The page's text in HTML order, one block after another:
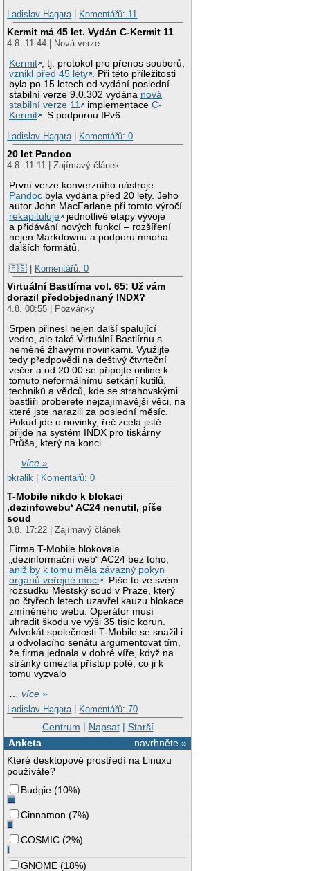
Ladislav Hagara | Komentářů: 11
Kermit má 45 let. Vydán C-Kermit 11
4.8. 11:44 | Nová verze
Kermit , tj. protokol pro přenos souborů,
vznikl před 45 lety . Při této příležitosti
byla po 15 letech od vydání poslední
stabilní verze 9.0.302 vydána nová
stabilní verze 11
implementaceC-
Kermit . S podporou IPv6.
Ladislav Hagara | Komentářů: 0
20 let Pandoc
4.8. 11:11 | Zajímavý článek
První verze konverzního nástroje
Pandoc byla vydána před 20 lety. Jeho
autor John MacFarlane při tomto výročí
rekapituluje
jednotlivé etapy vývoje
a přidávání nových funkcí – rozšíření
nejen Markdownu a podporu mnoha
dalších formátů.
|🇵🇸 | Komentářů: 0
Virtuální Bastlírna vol. 65: Už vám
dorazil předobjednaný INDX?
4.8. 00:55 | Pozvánky
Srpen přinesl nejen další spalující
vedro, ale také Virtuální Bastlírnu s
neméně žhavými novinkami. Využijte
tedy předpovědi na deštivý čtvrteční
večer a od 20:00 se připojte online k
tomuto neformálnímu setkání kutilů,
techniků a vědců, kde se strahovskými
bastlíři proberete nejzajímavější věci, na
které jste narazili za poslední měsíc.
Pokud jde o novinky, řeč zcela jistě
přijde na systém INDX pro tiskárny
Průša, který na konci
…více »
bkralik
Komentářů: 0
T-Mobile nikdo k blokaci
‚dezinfowebu‘ AC24 nenutil, píše
soud
3.8. 17:22 | Zajímavý článek
Firma T-Mobile blokovala
„dezinformační web“ AC24 bez toho,
aniž by k tomu měla závazný pokyn
orgánů veřejné moci . Píše to ve svém
rozsudku Městský soud v Praze, který
po čtyřech letech uzavřel kauzu blokace
zmíněného webu. Operátor musí
uhradit škodu ve výši 35 tisíc korun.
Advokát společnosti T-Mobile se snažil i
u odvolacího senátu argumentovat tím,
že firma jednala v dobré víře, když na
stránky omezila přístup poté, co ji k
tomu vyzvalo
…více »
Ladislav Hagara | Komentářů: 70
Centrum | Napsat| Starší
navrhněte »
Anketa
Které desktopové prostředí na Linuxu
používáte?
Budgie (10%)
Cinnamon (7%)
COSMIC (2%)
GNOME (18%)